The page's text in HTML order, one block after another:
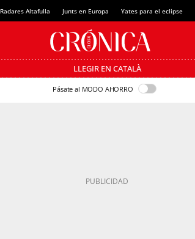
Radares Altafulla Junts en Europa Yates para el eclipse
LLEGIR EN CATALÀ
Pásate al MODO AHORRO